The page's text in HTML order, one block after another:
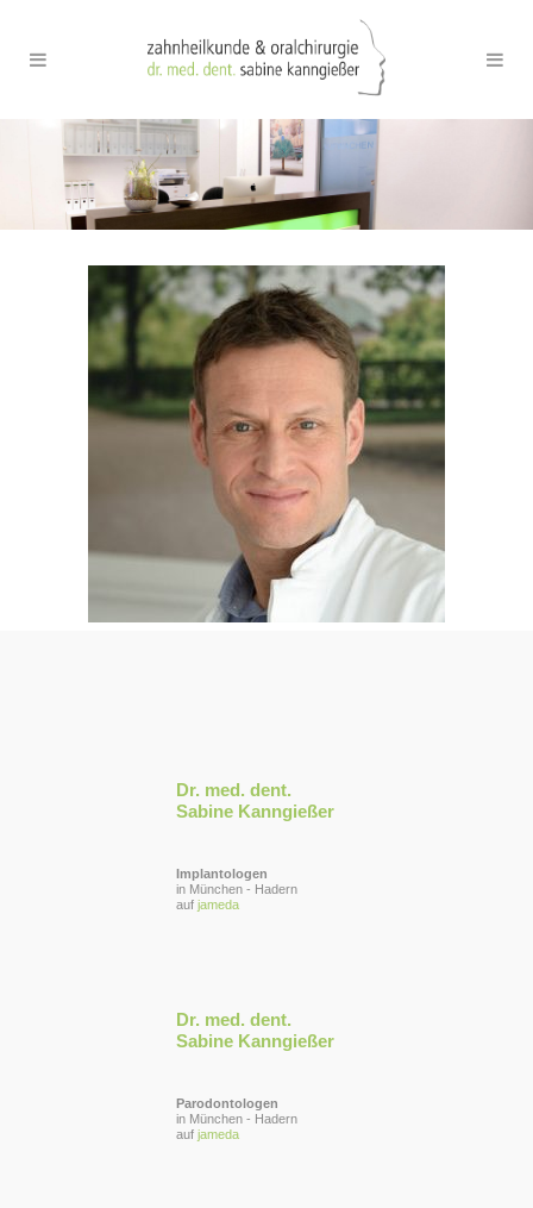
Dr. med. dent.
Sabine Kanngießer
Implantologen
in München - Hadern
auf jameda
Dr. med. dent.
Sabine Kanngießer
Parodontologen
in München - Hadern
auf jameda